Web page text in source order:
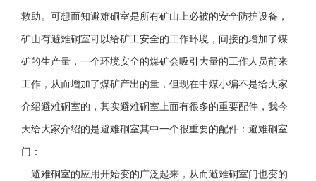
救助。可想而知避难硐室是所有矿山上必被的安全防护设备，
矿山有避难硐室可以给矿工安全的工作环境，间接的增加了煤
矿的生产量，一个环境安全的煤矿会吸引大量的工作人员前来
工作，从而增加了煤矿产出的量，但现在中煤小编不是给大家
介绍避难硐室的，其实避难硐室上面有很多的重要配件，我今
天给大家介绍的是避难硐室其中一个很重要的配件：避难硐室
门：
避难硐室的应用开始变的广泛起来，从而避难硐室门也变的